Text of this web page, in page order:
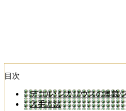
目次
デコル･シカリウスの奥義/
入手方法